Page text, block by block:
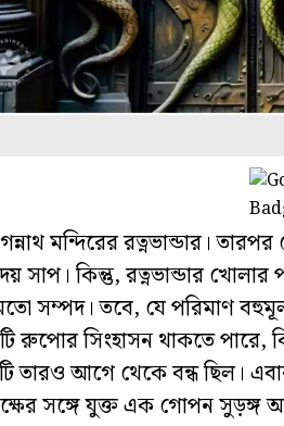
মন্দিরের রত্নভান্ডার।
সাপ। কিন্তু, রত্নভান্ডার
সম্পদ। তবে, যে পরিমাণ
সিংহাসন থাকতে পারে,
আগে থেকে বন্ধ ছিল।
সঙ্গে যুক্ত এক গোপন সুড়ঙ্গ